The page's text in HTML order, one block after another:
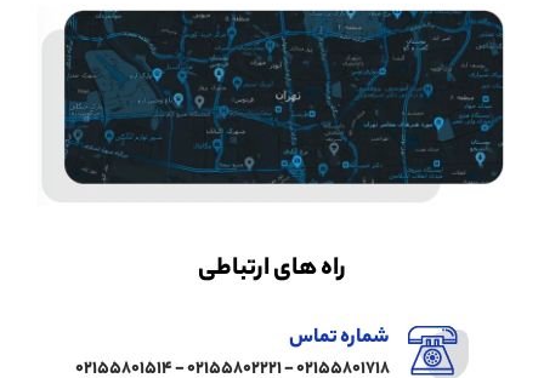
راه های ارتباطی
شماره تماس
02155801718 - 02155802221 - 02155801514